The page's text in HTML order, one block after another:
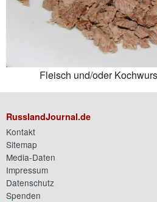
Fleisch und/oder
RusslandJournal.de
Kontakt
Sitemap
Media-Daten
Impressum
Datenschutz
Spenden